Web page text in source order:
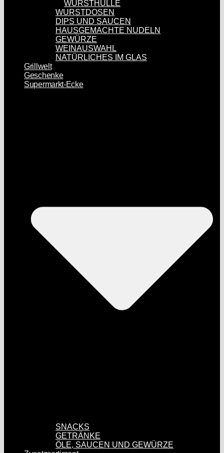
WURSTHÜLLE
WURSTDOSEN
DIPS UND SAUCEN
HAUSGEMACHTE NUDELN
GEWÜRZE
WEINAUSWAHL
NATÜRLICHES IM GLAS
Grillwelt
Geschenke
Supermarkt-Ecke
SNACKS
GETRÄNKE
ÖLE, SAUCEN UND GEWÜRZE